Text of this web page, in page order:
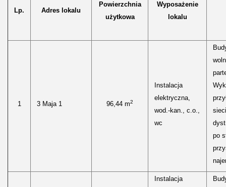
Lp. Adres lokalu
Powierzchnia
użytkowa
Wyposażenie
lokalu
1 3 Maja 1 96,44 m2
Instalacja
elektryczna,
wod.-kan., c.o.,
wc
sieci
po
Instalacja